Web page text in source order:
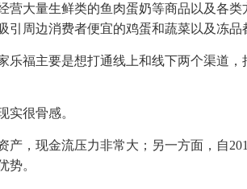
营大量生鲜类的鱼肉蛋奶等商品以及各
引周边消费者便宜的鸡蛋和蔬菜以及冻品
乐福主要是想打通线上和线下两个渠道
实很骨感。
产，现金流压力非常大；另一方面，自
势。